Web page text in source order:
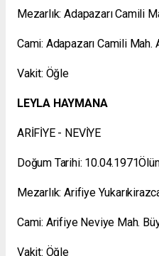
Mezarlık: Adapazarı Camili
Cami: Adapazarı Camili
Vakit: Öğle
LEYLA HAYMANA
ARİFİYE - NEVİYE
Doğum Tarihi:
Mezarlık: Arifiye
Cami: Arifiye Neviye Mah.
Vakit: Öğle